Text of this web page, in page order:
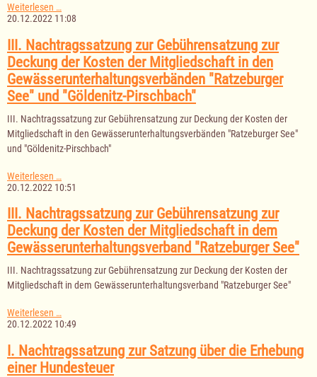
Weiterlesen …I.
Nachtragshaushaltssatzung
das
Haushaltsjahr
2022
20.12.2022 11:08
III. Nachtragssatzung zur Gebührensatzung zur
Deckung der Kosten der Mitgliedschaft in den
Gewässerunterhaltungsverbänden "Ratzeburger
See" und "Göldenitz-Pirschbach"
III. Nachtragssatzung zur Gebührensatzung zur Deckung der Kosten der
Mitgliedschaft in den Gewässerunterhaltungsverbänden "Ratzeburger See"
und "Göldenitz-Pirschbach"
Weiterlesen …
Nachtragssatzung
Gebührensatzung
zur
Deckung
der
Kosten
der
Mitgliedschaft
in
"Ratzeburger
und
"Göldenitz-
Pirschbach"
20.12.2022 10:51
III. Nachtragssatzung zur Gebührensatzung zur
Deckung der Kosten der Mitgliedschaft in dem
Gewässerunterhaltungsverband "Ratzeburger See"
III. Nachtragssatzung zur Gebührensatzung zur Deckung der Kosten der
Mitgliedschaft in dem Gewässerunterhaltungsverband "Ratzeburger See"
Weiterlesen …
Nachtragssatzung
Gebührensatzung
zur
Deckung
20.12.2022 10:49
I. Nachtragssatzung zur Satzung über die Erhebung
einer Hundesteuer